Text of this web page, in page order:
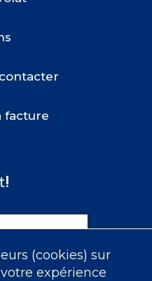
(cookies) sur
expérience
facture